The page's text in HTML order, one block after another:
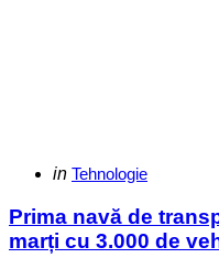
Categories
Posted
in Tehnologie
Prima navă de
marți cu 3.000 de